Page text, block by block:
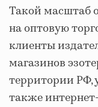
Такой масштаб
на оптовую
клиенты
магазинов
территории РФ,
также